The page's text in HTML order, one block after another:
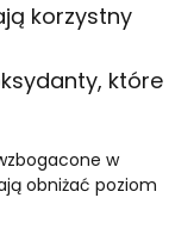
korzystny
które
w
obniżać poziom